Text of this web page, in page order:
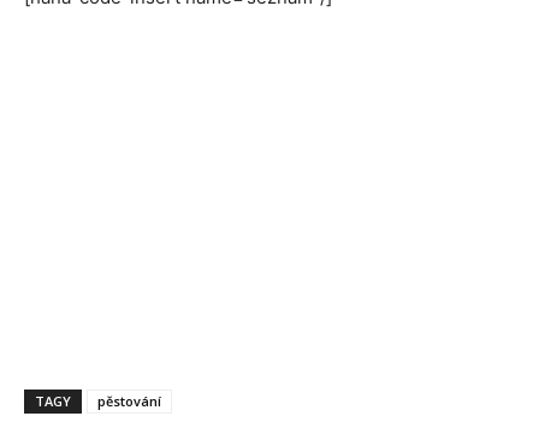
TAGY pěstování